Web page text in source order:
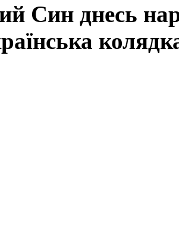
Син днесь